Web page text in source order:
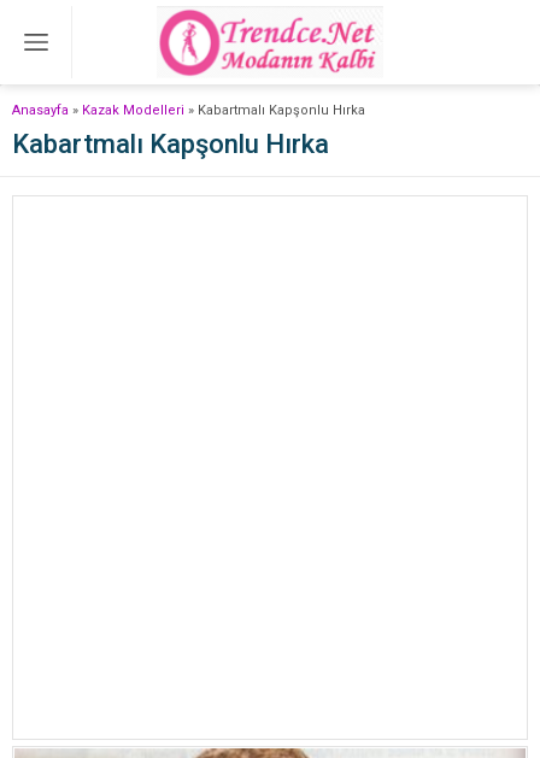
Anasayfa » Kazak Modelleri » Kabartmalı Kapşonlu Hırka
Kabartmalı Kapşonlu Hırka